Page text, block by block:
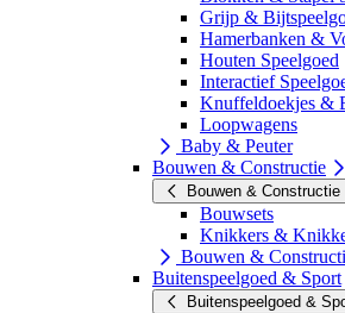
Grijp &
Hamerbanken &
Houten Speelgoed
Interactief
Knuffeldoekjes &
Loopwagens
Baby & Peuter
Bouwen & Constructie
Bouwen & Constructie
Bouwsets
Knikkers &
Bouwen &
Buitenspeelgoed & Sport
Buitenspeelgoed &